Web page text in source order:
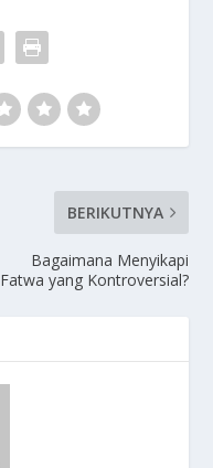
BERIKUTNYA
Bagaimana Menyikapi
Fatwa yang Kontroversial?